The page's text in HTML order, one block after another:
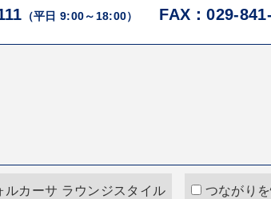
（平日 9:00～18:00） FAX：029-
ルカーサ ラウンジスタイル つながり